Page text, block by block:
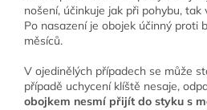
nošení, účinkuje jak při pohybu, tak
Po nasazení je obojek účinný proti
měsíců.
V ojedinělých případech se může
případě uchycení klíště nesaje,
obojkem nesmí přijít do styku s